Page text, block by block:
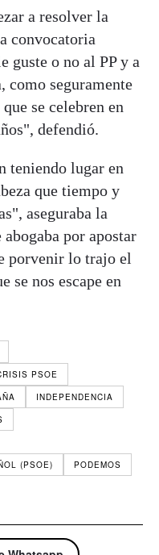
a resolver la
convocatoria
guste o no al PP y a
como seguramente
se celebren en
defendió.
teniendo lugar en
que tiempo y
aseguraba la
por apostar
porvenir lo trajo el
se nos escape en
PSOE
INDEPENDENCIA
(PSOE)
PODEMOS